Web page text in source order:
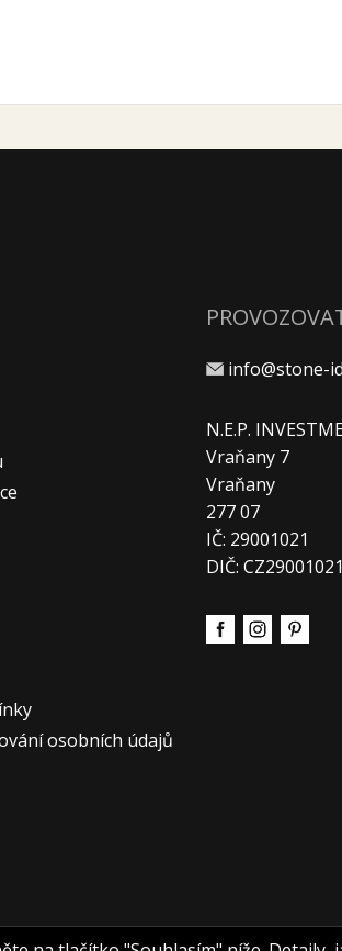
osobních údajů
info@stone-
N.E.P.
Vraňany 7
Vraňany
277 07
IČ: 29001021
DIČ: CZ29001021